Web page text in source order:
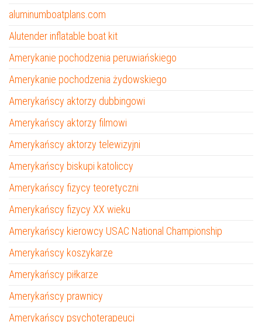
aluminumboatplans.com
Alutender inflatable boat kit
Amerykanie pochodzenia peruwiańskiego
Amerykanie pochodzenia żydowskiego
Amerykańscy aktorzy dubbingowi
Amerykańscy aktorzy filmowi
Amerykańscy aktorzy telewizyjni
Amerykańscy biskupi katoliccy
Amerykańscy fizycy teoretyczni
Amerykańscy fizycy XX wieku
Amerykańscy kierowcy USAC National Championship
Amerykańscy koszykarze
Amerykańscy piłkarze
Amerykańscy prawnicy
Amerykańscy psychoterapeuci